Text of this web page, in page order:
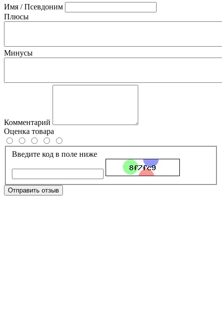
Имя / Псевдоним
Плюсы
Минусы
Комментарий
Оценка товара
Введите код в поле ниже
Отправить отзыв